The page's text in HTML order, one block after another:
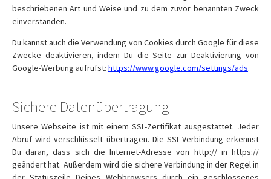
beschriebenen Art und Weise und zu dem zuvor benannten Zweck
einverstanden.
Du kannst auch die Verwendung von Cookies durch Google für diese
Zwecke deaktivieren, indem Du die Seite zur Deaktivierung von
Google-Werbung aufrufst: https://www.google.com/settings/ads.
Sichere Datenübertragung
Unsere Webseite ist mit einem SSL-Zertifikat ausgestattet. Jeder
Abruf wird verschlüsselt übertragen. Die SSL-Verbindung erkennst
Du daran, dass sich die Internet-Adresse von http:// in https://
geändert hat. Außerdem wird die sichere Verbindung in der Regel in